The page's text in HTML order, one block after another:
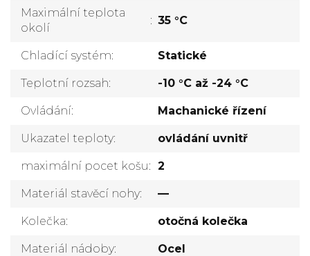
Maximální teplota
okolí
: 35 °C
Chladící systém: Statické
Teplotní rozsah: -10 °C až -24 °C
Ovládání: Machanické řízení
Ukazatel teploty: ovládání uvnitř
maximální pocet košu: 2
Materiál stavěcí nohy: —
Kolečka: otočná kolečka
Materiál nádoby: Ocel